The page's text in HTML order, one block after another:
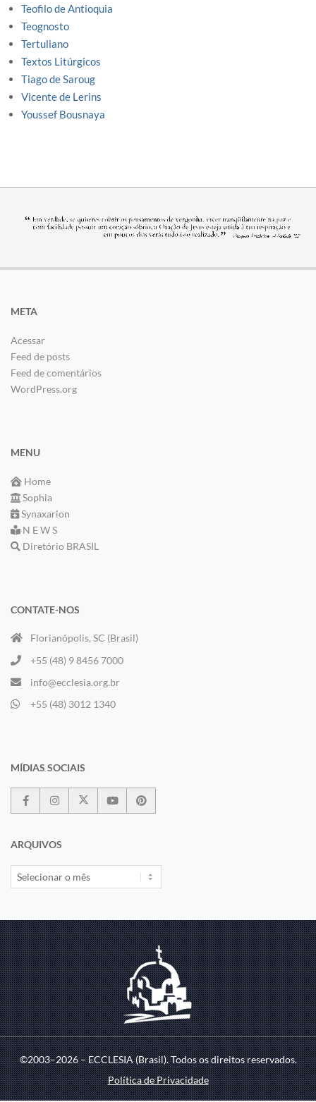
Teofilo de Antioquia
Teognosto
Tertuliano
Textos Litúrgicos
Tiago de Saroug
Vicente de Lerins
Youssef Bousnaya
META
Acessar
Feed de posts
Feed de comentários
WordPress.org
MENU
Home
Sophia
Synaxarion
N E W S
Diretório BRASIL
CONTATE-NOS
Florianópolis, SC (Brasil)
+55 (48) 9 8456 7000
info@ecclesia.org.br
+55 (48) 3012 1340
MÍDIAS SOCIAIS
ARQUIVOS
©2003–2026 – ECCLESIA (Brasil). Todos os direitos reservados.
Política de Privacidade